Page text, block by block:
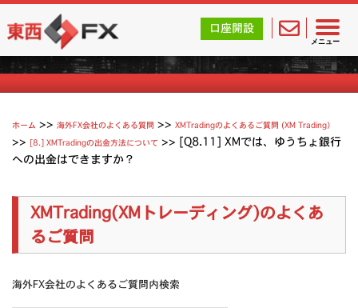
メニュー
東西FX｜海外FX会社（ブローカー）の無料口座開設サポ
口座開設
XMTradingのよくあるご質問
ホーム >>海外FX会社のよくある質問 >>XMTradingのよくあるご質問 (XM Trading）
>> [8.] XMTradingの出金方法について >> [Q8.11] XMでは、ゆうちょ銀行
への出金はできますか？
XMTrading(XMトレーディング)のよくあ
るご質問
海外FX会社のよくあるご質問内検索